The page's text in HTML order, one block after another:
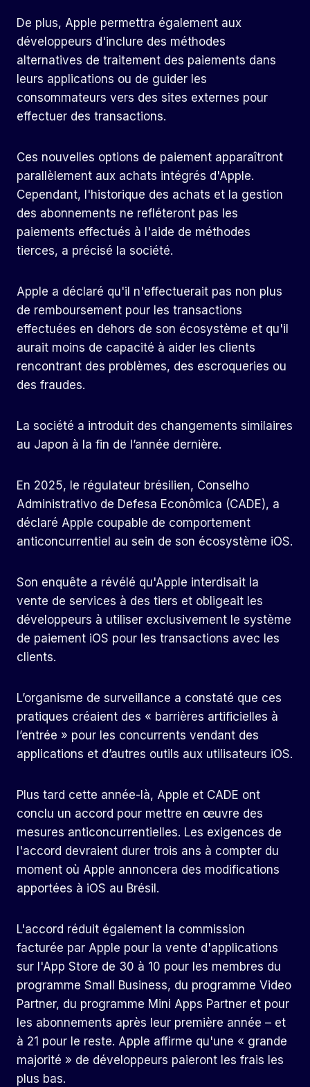
De plus, Apple permettra également aux
développeurs d'inclure des méthodes
alternatives de traitement des paiements dans
leurs applications ou de guider les
consommateurs vers des sites externes pour
effectuer des transactions.
Ces nouvelles options de paiement apparaîtront
parallèlement aux achats intégrés d'Apple.
Cependant, l'historique des achats et la gestion
des abonnements ne refléteront pas les
paiements effectués à l'aide de méthodes
tierces, a précisé la société.
Apple a déclaré qu'il n'effectuerait pas non plus
de remboursement pour les transactions
effectuées en dehors de son écosystème et qu'il
aurait moins de capacité à aider les clients
rencontrant des problèmes, des escroqueries ou
des fraudes.
La société a introduit des changements similaires
au Japon à la fin de l’année dernière.
En 2025, le régulateur brésilien, Conselho
Administrativo de Defesa Econômica (CADE), a
déclaré Apple coupable de comportement
anticoncurrentiel au sein de son écosystème iOS.
Son enquête a révélé qu'Apple interdisait la
vente de services à des tiers et obligeait les
développeurs à utiliser exclusivement le système
de paiement iOS pour les transactions avec les
clients.
L’organisme de surveillance a constaté que ces
pratiques créaient des « barrières artificielles à
l’entrée » pour les concurrents vendant des
applications et d’autres outils aux utilisateurs iOS.
Plus tard cette année-là, Apple et CADE ont
conclu un accord pour mettre en œuvre des
mesures anticoncurrentielles. Les exigences de
l'accord devraient durer trois ans à compter du
moment où Apple annoncera des modifications
apportées à iOS au Brésil.
L'accord réduit également la commission
facturée par Apple pour la vente d'applications
sur l'App Store de 30 à 10 pour les membres du
programme Small Business, du programme Video
Partner, du programme Mini Apps Partner et pour
les abonnements après leur première année – et
à 21 pour le reste. Apple affirme qu'une « grande
majorité » de développeurs paieront les frais les
plus bas.